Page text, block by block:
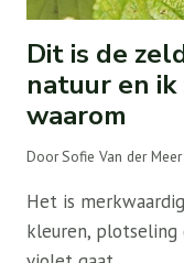
Dit is de
natuur en
waarom
DoorSofie Van der Meer
Het is
kleuren,